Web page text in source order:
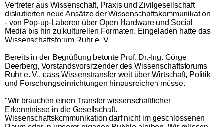
Vertreter aus Wissenschaft, Praxis und Zivilgesellschaft
diskutierten neue Ansätze der Wissenschaftskommunikation
- von Pop-up-Laboren über Open Hardware und Social
Media bis hin zu kulturellen Formaten. Eingeladen hatte das
Wissenschaftsforum Ruhr e. V.
Bereits in der Begrüßung betonte Prof. Dr.-Ing. Görge
Deerberg, Vorstandsvorsitzender des Wissenschaftsforums
Ruhr e. V., dass Wissenstransfer weit über Wirtschaft, Politik
und Forschungseinrichtungen hinausreichen müsse.
"Wir brauchen einen Transfer wissenschaftlicher
Erkenntnisse in die Gesellschaft.
Wissenschaftskommunikation darf nicht im geschlossenen